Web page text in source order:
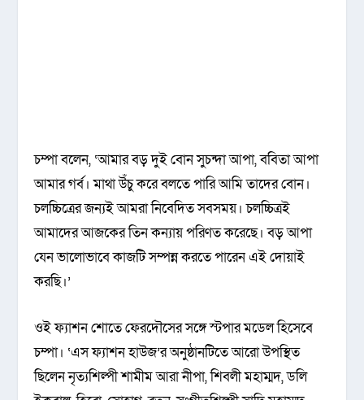
চম্পা বলেন, ‘আমার বড় দুই বোন সুচন্দা আপা, ববিতা আপা
আমার গর্ব। মাথা উঁচু করে বলতে পারি আমি তাদের বোন।
চলচ্চিত্রের জন্যই আমরা নিবেদিত সবসময়। চলচ্চিত্রই
আমাদের আজকের তিন কন্যায় পরিণত করেছে। বড় আপা
যেন ভালোভাবে কাজটি সম্পন্ন করতে পারেন এই দোয়াই
করছি।’
ওই ফ্যাশন শোতে ফেরদৌসের সঙ্গে স্টপার মডেল হিসেবে
চম্পা। ‘এস ফ্যাশন হাউজ’র অনুষ্ঠানটিতে আরো উপস্থিত
ছিলেন নৃত্যশিল্পী শামীম আরা নীপা, শিবলী মহাম্মদ, ডলি